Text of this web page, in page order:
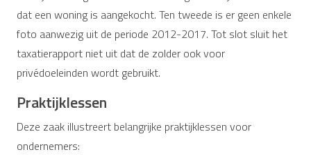
dat een woning is aangekocht. Ten tweede is er geen enkele
foto aanwezig uit de periode 2012-2017. Tot slot sluit het
taxatierapport niet uit dat de zolder ook voor
privédoeleinden wordt gebruikt.
Praktijklessen
Deze zaak illustreert belangrijke praktijklessen voor
ondernemers: